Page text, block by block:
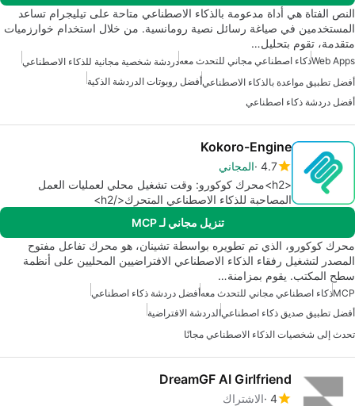
النص الفتاة هي أداة مدعومة بالذكاء الاصطناعي متاحة على تيليجرام تساعد
المستخدمين في صياغة رسائل نصية رومانسية. من خلال استخدام خوارزميات
متقدمة، تقوم بتحليل…
Web Appsذكاء اصطناعي مجاني للتحدث معهدردشة شخصية مجانية للذكاء الاصطناعي
أفضل تطبيق مواعدة بالذكاء الاصطناعيأفضل روبوتات الدردشة الذكية
أفضل دردشة ذكاء اصطناعي
Kokoro-Engine
4.7 المجاني
<h2>محرك كوكورو: وقت تشغيل محلي لعمليات العمل
المصاحبة للذكاء الاصطناعي المتحرك</h2>
تنزيل مجاني لـ MCP
محرك كوكورو، الذي تم تطويره بواسطة تشينان، هو محرك تفاعل مفتوح
المصدر لتشغيل رفقاء الذكاء الاصطناعي الافتراضيين المحليين على أنظمة
سطح المكتب. يقوم بمزامنة…
MCPذكاء اصطناعي مجاني للتحدث معهأفضل دردشة ذكاء اصطناعي
أفضل تطبيق صديق ذكاء اصطناعيالدردشة الافتراضية
تحدث إلى شخصيات الذكاء الاصطناعي مجانًا
DreamGF AI Girlfriend
4 الاشتراك